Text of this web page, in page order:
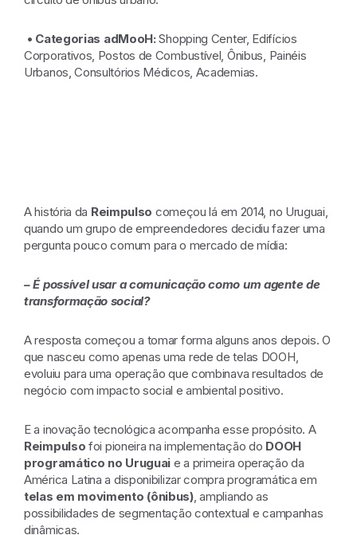
• Categorias adMooH: Shopping Center, Edifícios
Corporativos, Postos de Combustível, Ônibus, Painéis
Urbanos, Consultórios Médicos, Academias.
A história da Reimpulso começou lá em 2014, no Uruguai,
quando um grupo de empreendedores decidiu fazer uma
pergunta pouco comum para o mercado de mídia:
– É possível usar a comunicação como um agente de
transformação social?
A resposta começou a tomar forma alguns anos depois. O
que nasceu como apenas uma rede de telas DOOH,
evoluiu para uma operação que combinava resultados de
negócio com impacto social e ambiental positivo.
E a inovação tecnológica acompanha esse propósito. A
Reimpulso foi pioneira na implementação do DOOH
programático no Uruguai e a primeira operação da
América Latina a disponibilizar compra programática em
telas em movimento (ônibus), ampliando as
possibilidades de segmentação contextual e campanhas
dinâmicas.